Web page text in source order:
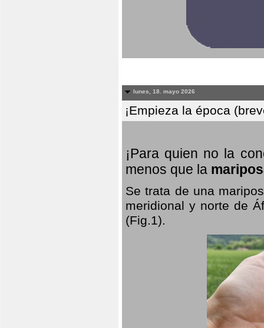
lunes, 18. mayo 2026
¡Empieza la época
¡Para quien no la
menos que la
Se trata de una
meridional y norte de
(Fig.1).